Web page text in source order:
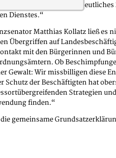
setzen wir ein deutliches
Dienstes.“
Matthias Kollatz ließ es
Übergriffen auf
mit den Bürgerinnen und
Ob
Gewalt: Wir missbilligen diese
Schutz der Beschäftigten hat
Strategien
finden.“
gemeinsame